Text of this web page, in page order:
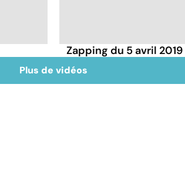
Zapping du 5 avril 2019
Plus de vidéos